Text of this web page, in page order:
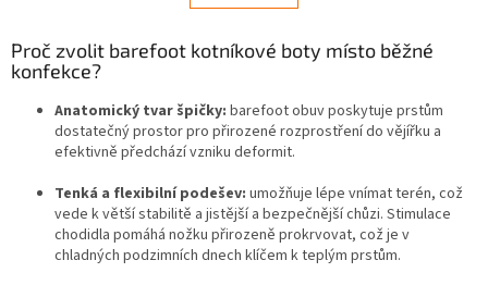
á
a
p
r
v
y
v
ý
p
k
v
í
Proč zvolit barefoot kotníkové boty místo běžné
konfekce?
Anatomický tvar špičky: barefoot obuv poskytuje prstům
dostatečný prostor pro přirozené rozprostření do vějířku a
efektivně předchází vzniku deformit.
Tenká a flexibilní podešev: umožňuje lépe vnímat terén, což
vede k větší stabilitě a jistější a bezpečnější chůzi. Stimulace
chodidla pomáhá nožku přirozeně prokrvovat, což je v
chladných podzimních dnech klíčem k teplým prstům.